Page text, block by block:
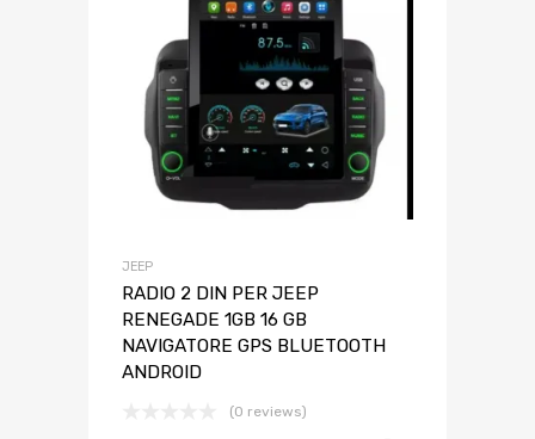
JEEP
RADIO 2 DIN PER JEEP
RENEGADE 1GB 16 GB
NAVIGATORE GPS BLUETOOTH
ANDROID
(0 reviews)